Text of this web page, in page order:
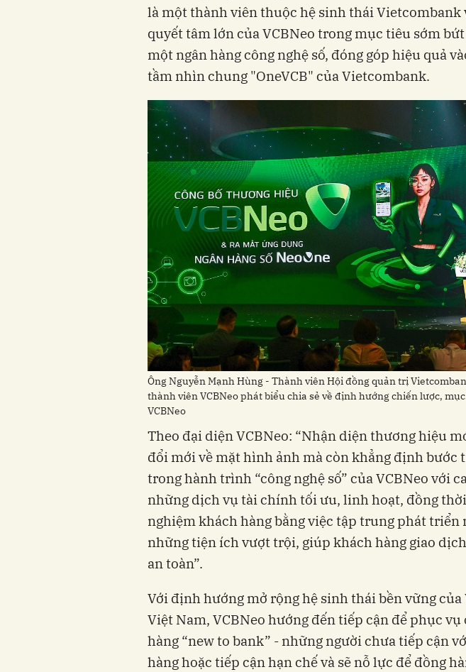
là một thành viên thuộc hệ sinh thái Vietcombank
quyết tâm lớn của VCBNeo trong mục tiêu sớm
một ngân hàng công nghệ số, đóng góp hiệu quả
tầm nhìn chung "OneVCB" của Vietcombank.
Ông Nguyễn Mạnh Hùng - Thành viên Hội đồng quản trị
thành viên VCBNeo phát biểu chia sẻ về định hướng chiến lược,
VCBNeo
Theo đại diện VCBNeo: “Nhận diện thương hiệu
đổi mới về mặt hình ảnh mà còn khẳng định bước
trong hành trình “công nghệ số” của VCBNeo với
những dịch vụ tài chính tối ưu, linh hoạt, đồng
nghiệm khách hàng bằng việc tập trung phát triển
những tiện ích vượt trội, giúp khách hàng giao
an toàn”.
Với định hướng mở rộng hệ sinh thái bền vững
Việt Nam, VCBNeo hướng đến tiếp cận để phục
hàng “new to bank” - những người chưa tiếp cận
hàng hoặc tiếp cận hạn chế và sẽ nỗ lực để đồng